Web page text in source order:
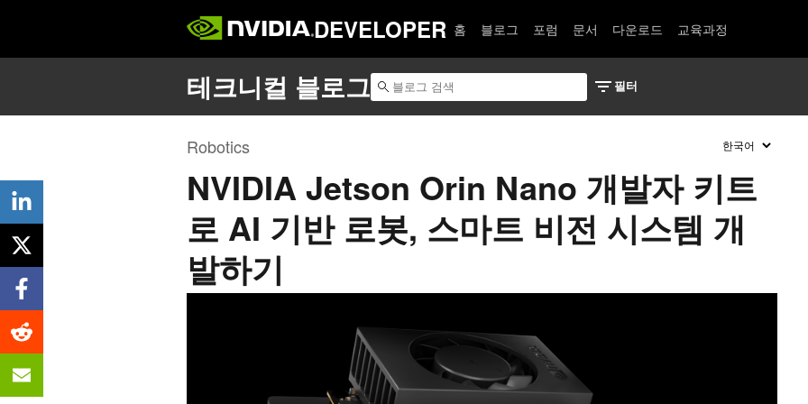
DEVELOPER 홈 블로그 포럼 문서 다운로드 교육과정
Robotics
NVIDIA Jetson Orin Nano 개발자 키트
로 AI 기반 로봇, 스마트 비전 시스템 개
발하기